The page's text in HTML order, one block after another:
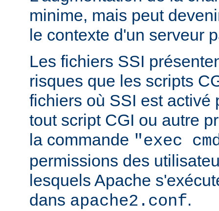
minime, mais peut
le contexte d'un serveur
Les fichiers SSI
risques que les scripts
fichiers où SSI est activé
tout script CGI ou autre
la commande "exec
permissions des
lesquels Apache
dans apache2.conf.